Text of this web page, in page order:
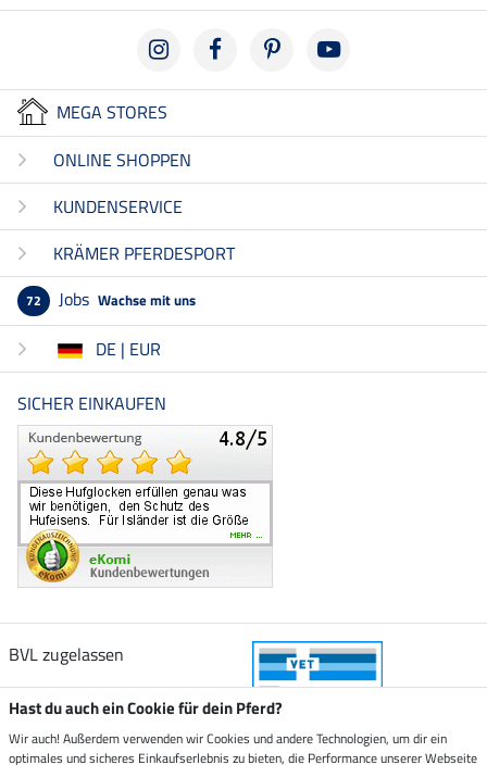
MEGA STORES
ONLINE SHOPPEN
KUNDENSERVICE
KRÄMER PFERDESPORT
72 Jobs Wachse mit uns
DE | EUR
SICHER EINKAUFEN
BVL zugelassen
Hast du auch ein Cookie für dein Pferd?
Wir auch! Außerdem verwenden wir Cookies und andere Technologien, um dir ein
optimales und sicheres Einkaufserlebnis zu bieten, die Performance unserer Webseite